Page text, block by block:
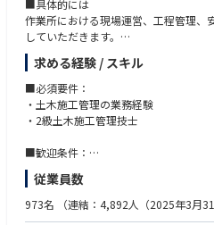
■具体的には
作業所における現場運営、⼯程管理、
していただきます。
現場への直⾏・直帰が多いです。(現場
担当する案件は、⾦額として億単位規
て1〜2年のものが多いです。
求める経験 / スキル
■必須要件：
・土木施⼯管理の業務経験
・2級土木施⼯管理技⼠
■歓迎条件：
・1級土木施⼯管理技⼠
従業員数
973名 （連結：4,892人（2025年3月31